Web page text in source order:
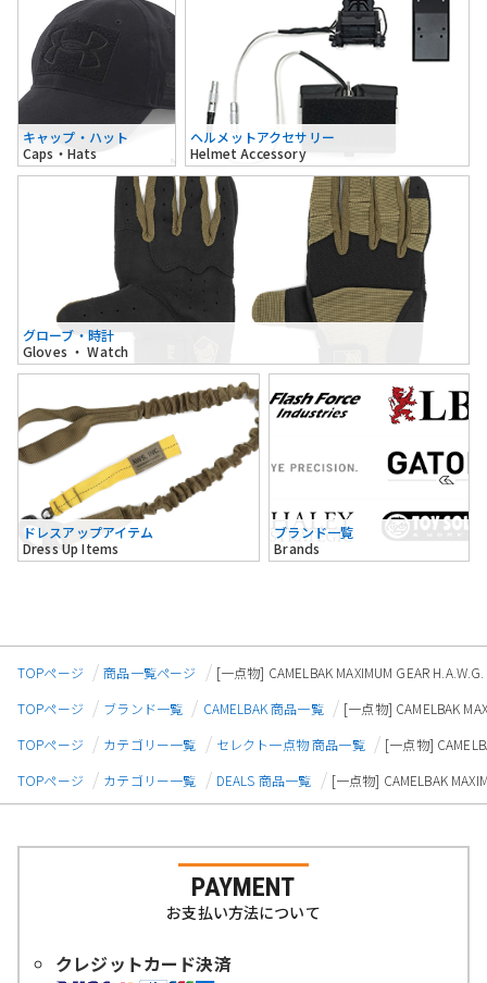
キャップ・ハット
Caps・Hats
ヘルメットアクセサリー
Helmet Accessory
グローブ・時計
Gloves ・ Watch
ドレスアップアイテム
Dress Up Items
ブランド一覧
Brands
TOPページ 商品一覧ページ
[一点物] CAMELBAK MAXIMUM GEAR
TOPページ
ブランド一覧 CAMELBAK 商品一覧
[一点物] CAMELBAK
TOPページ
カテゴリー一覧 セレクト一点物 商品一覧
[一点物]
TOPページ
カテゴリー一覧 DEALS 商品一覧 [一点物] CAMELBAK
PAYMENT
お支払い方法について
クレジットカード決済